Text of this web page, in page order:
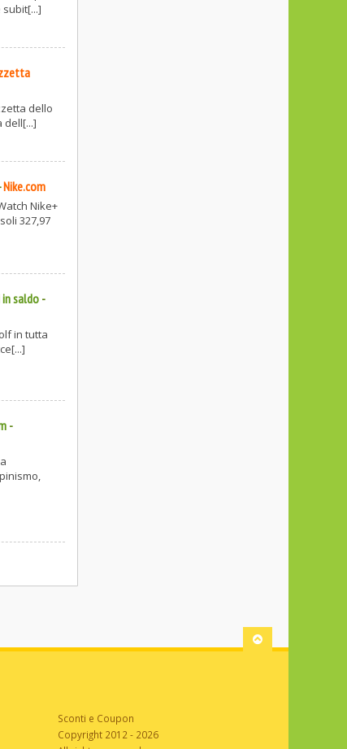
dello
dell[...]
Nike.com
Nike+
327,97
saldo -
in tutta
-
Sconti e Coupon
Copyright 2012 - 2026